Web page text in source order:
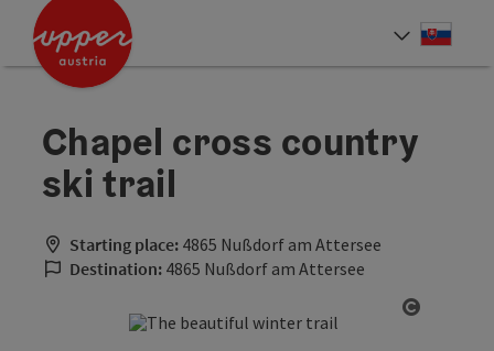
Accesskey
Accesskey
Chapel cross country
ski trail
Starting place: 4865 Nußdorf am Attersee
Destination: 4865 Nußdorf am Attersee